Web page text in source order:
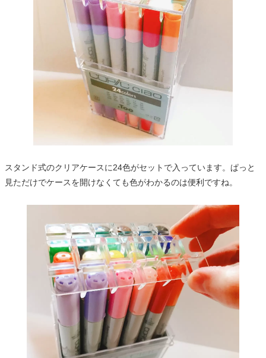
スタンド式のクリアケースに24色がセットで入っています。ぱっと
見ただけでケースを開けなくても色がわかるのは便利ですね。